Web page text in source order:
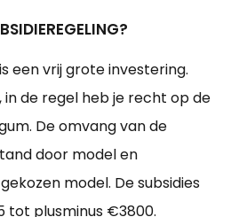
een vrij grote investering.
de regel heb je recht op de
De omvang van de
door model en
model. De subsidies
plusminus €3800.